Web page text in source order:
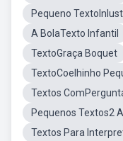
Pequeno
A BolaTexto Infantil
TextoGraça Boquet
TextoCoelhinho
Textos
Pequenos Textos2
Textos Para